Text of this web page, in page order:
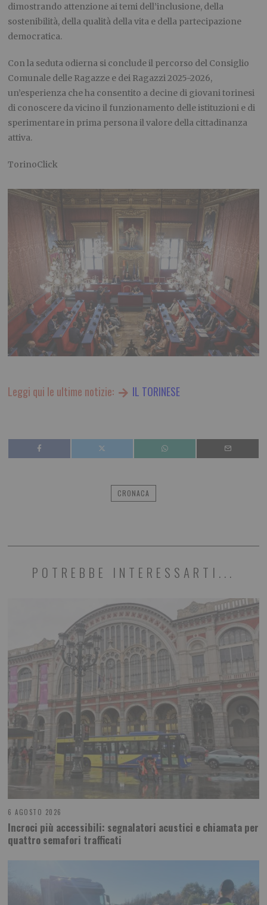
dimostrando attenzione ai temi dell’inclusione, della
sostenibilità, della qualità della vita e della partecipazione
democratica.
Con la seduta odierna si conclude il percorso del Consiglio
Comunale delle Ragazze e dei Ragazzi 2025-2026,
un’esperienza che ha consentito a decine di giovani torinesi
di conoscere da vicino il funzionamento delle istituzioni e di
sperimentare in prima persona il valore della cittadinanza
attiva.
TorinoClick
Leggi qui le ultime notizie: IL TORINESE
CRONACA
POTREBBE INTERESSARTI...
6 AGOSTO 2026
Incroci più accessibili: segnalatori acustici e chiamata per
quattro semafori trafficati